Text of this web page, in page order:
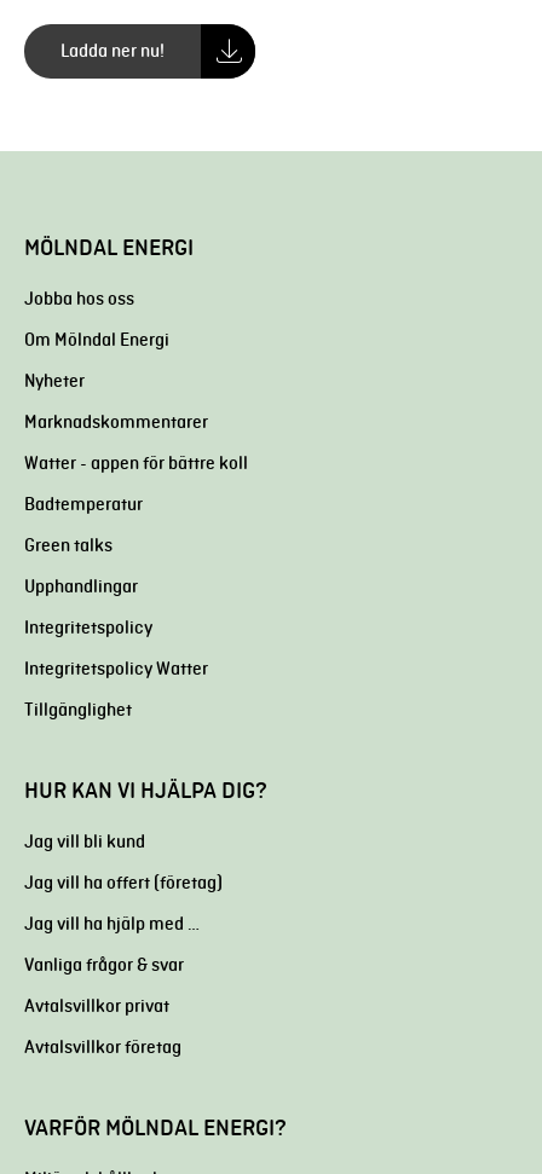
Ladda ner nu!
MÖLNDAL ENERGI
Jobba hos oss
Om Mölndal Energi
Nyheter
Marknadskommentarer
Watter - appen för bättre koll
Badtemperatur
Green talks
Upphandlingar
Integritetspolicy
Integritetspolicy Watter
Tillgänglighet
HUR KAN VI HJÄLPA DIG?
Jag vill bli kund
Jag vill ha offert (företag)
Jag vill ha hjälp med …
Vanliga frågor & svar
Avtalsvillkor privat
Avtalsvillkor företag
VARFÖR MÖLNDAL ENERGI?